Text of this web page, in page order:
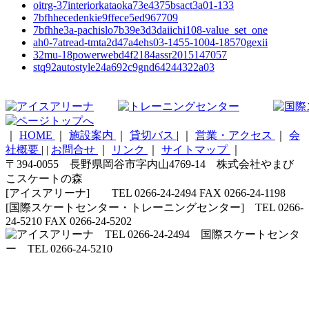
oitrg-37interiorkataoka73e4375bsact3a01-133
7bfhhecedenkie9ffece5ed967709
7bfhhe3a-pachislo7b39e3d3daiichi108-value_set_one
ah0-7atread-tmta2d47a4ehs03-1455-1004-18570gexii
32mu-18powerwebd4f2184assr2015147057
stq92autostyle24a692c9gnd64244322a03
HOME 施設案内 貸切バス | 営業・アクセス
会
社概要 | | お問合せ リンク サイトマップ
〒394-0055 長野県岡谷市字内山4769-14 株式会社やまび
こスケートの森
[アイスアリーナ] TEL 0266-24-2494 FAX 0266-24-1198
[国際スケートセンター・トレーニングセンター] TEL 0266-
24-5210 FAX 0266-24-5202